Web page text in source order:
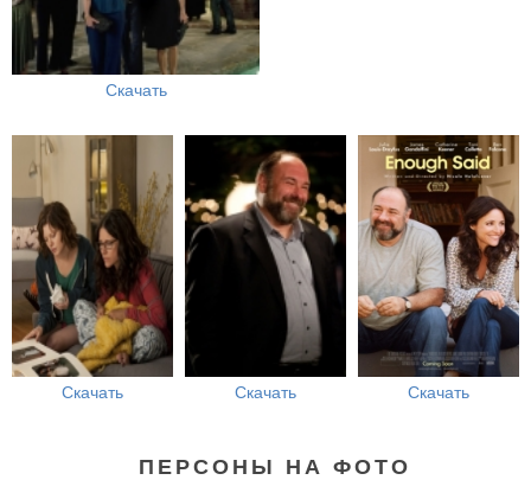
Скачать
Скачать Скачать Скачать
ПЕРСОНЫ НА ФОТО